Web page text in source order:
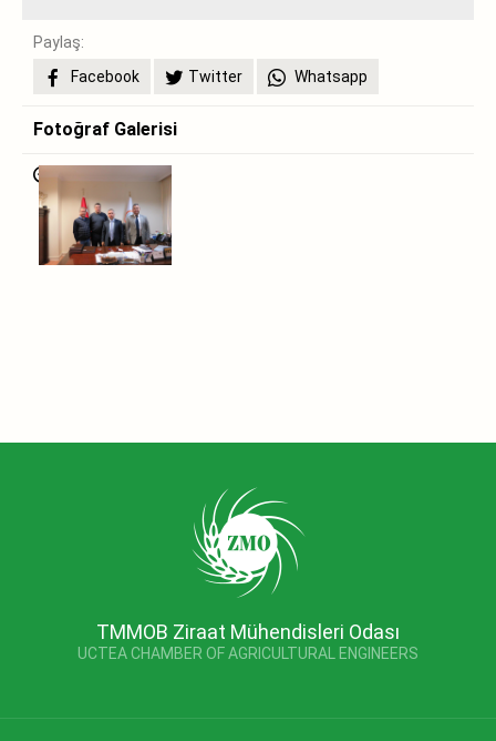
Paylaş:
Facebook
Twitter Whatsapp
Fotoğraf Galerisi
TMMOB Ziraat Mühendisleri Odası
UCTEA CHAMBER OF AGRICULTURAL ENGINEERS